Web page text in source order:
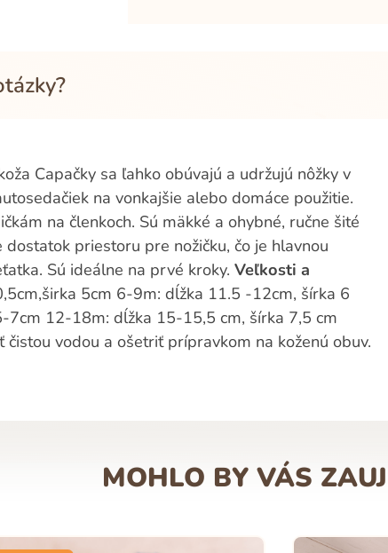
Capačky sa ľahko obúvajú a udržujú nôžky v
na vonkajšie alebo domáce použitie.
na členkoch. Sú mäkké a ohybné, ručne šité
dostatok priestoru pre nožičku, čo je hlavnou
Sú ideálne na prvé kroky.Veľkosti a
5cm 6-9m: dĺžka 11.5 -12cm, šírka 6
12-18m: dĺžka 15-15,5 cm, šírka 7,5 cm
vodou a ošetriť prípravkom na koženú obuv.
MOHLO BY VÁS